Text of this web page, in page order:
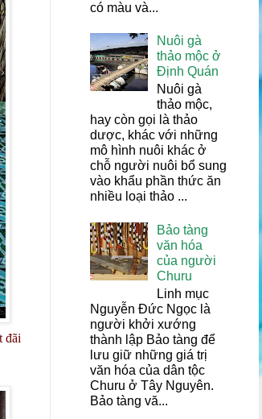
đãi
có màu và...
Nuôi gà
thảo mộc ở
Định Quán
Nuôi gà
thảo mộc,
hay còn gọi là thảo
dược, khác với những
mô hình nuôi khác ở
chỗ người nuôi bổ sung
vào khẩu phần thức ăn
nhiều loại thảo ...
Bảo tàng
văn hóa
của người
Churu
Linh mục
Nguyễn Đức Ngọc là
người khởi xướng
thành lập Bảo tàng để
lưu giữ những giá trị
văn hóa của dân tộc
Churu ở Tây Nguyên.
Bảo tàng vă...